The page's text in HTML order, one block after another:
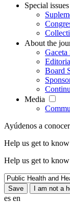
Special
About the
Gaceta
Board
Media
Ayúdenos a
Help us get to
Help us get to
es en